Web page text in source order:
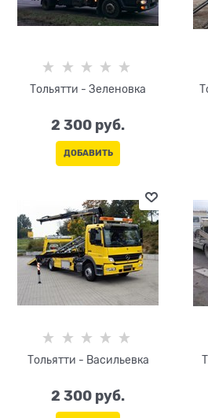
Тольятти - Зеленовка
2 300 руб.
ДОБАВИТЬ
Тольятти - Васильевка
2 300 руб.